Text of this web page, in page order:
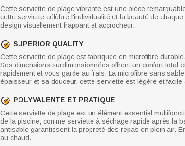
Cette serviette de plage vibrante est une pièce
cette serviette célèbre l'individualité et la beauté de
design visuellement frappant et accrocheur.
SUPERIOR QUALITY
Cette serviette de plage est fabriquée en microfibre
Ses dimensions surdimensionnées offrent un confort total
rapidement et vous garde au frais. La microfibre sans
épaisseur et sa douceur, cette serviette est légère et
POLYVALENTE ET PRATIQUE
Cette serviette de plage est un élément essentiel
de la piscine, comme serviette à séchage rapide après la
antisable garantissent la propreté des repas en plein air.
au chaud.